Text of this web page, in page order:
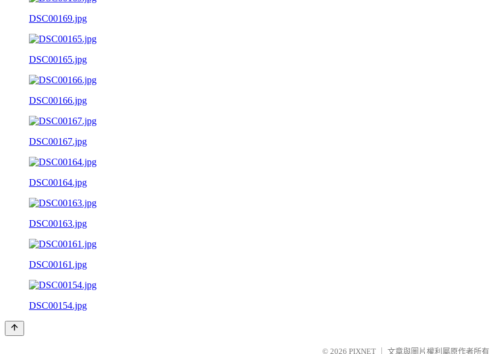
DSC00169.jpg
DSC00165.jpg
DSC00166.jpg
DSC00167.jpg
DSC00164.jpg
DSC00163.jpg
DSC00161.jpg
DSC00154.jpg
© 2026 PIXNET 文章與圖片權利屬原作者所有